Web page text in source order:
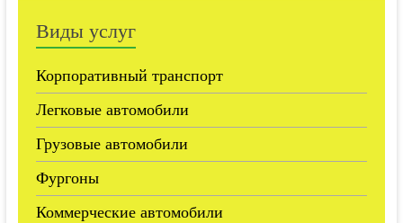
Виды услуг
Корпоративный транспорт
Легковые автомобили
Грузовые автомобили
Фургоны
Коммерческие автомобили